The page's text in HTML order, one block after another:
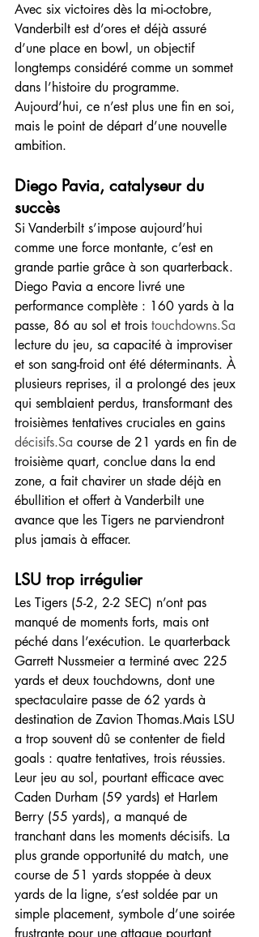
Avec six victoires dès la mi-octobre,
Vanderbilt est d’ores et déjà assuré
d’une place en bowl, un objectif
longtemps considéré comme un sommet
dans l’histoire du programme.
Aujourd’hui, ce n’est plus une fin en soi,
mais le point de départ d’une nouvelle
ambition.
Diego Pavia, catalyseur du
succès
Si Vanderbilt s’impose aujourd’hui
comme une force montante, c’est en
grande partie grâce à son quarterback.
Diego Pavia a encore livré une
performance complète : 160 yards à la
passe, 86 au sol et trois touchdowns.Sa
lecture du jeu, sa capacité à improviser
et son sang-froid ont été déterminants. À
plusieurs reprises, il a prolongé des jeux
qui semblaient perdus, transformant des
troisièmes tentatives cruciales en gains
décisifs.Sa course de 21 yards en fin de
troisième quart, conclue dans la end
zone, a fait chavirer un stade déjà en
ébullition et offert à Vanderbilt une
avance que les Tigers ne parviendront
plus jamais à effacer.
LSU trop irrégulier
Les Tigers (5-2, 2-2 SEC) n’ont pas
manqué de moments forts, mais ont
péché dans l’exécution. Le quarterback
Garrett Nussmeier a terminé avec 225
yards et deux touchdowns, dont une
spectaculaire passe de 62 yards à
destination de Zavion Thomas.Mais LSU
a trop souvent dû se contenter de field
goals : quatre tentatives, trois réussies.
Leur jeu au sol, pourtant efficace avec
Caden Durham (59 yards) et Harlem
Berry (55 yards), a manqué de
tranchant dans les moments décisifs. La
plus grande opportunité du match, une
course de 51 yards stoppée à deux
yards de la ligne, s’est soldée par un
simple placement, symbole d’une soirée